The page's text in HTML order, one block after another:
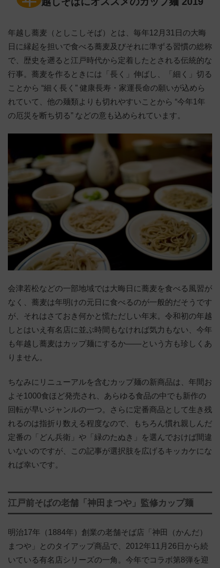
年越し蕎麦（としこしそば）とは、毎年12月31日の大晦
日に縁起を担いで食べる蕎麦及びそれに準ずる習慣の総称
で、歴史を遡ると江戸時代から定着したとされる伝統的な
行事。蕎麦を作るときには「長く」伸ばし、「細く」切る
ことから “細く長く” 健康長寿・家運長命の願いが込めら
れていて、他の麺類よりも切れやすいことから “今年1年
の厄災を断ち切る” などの意も込められています。
会津若松などの一部地域では大晦日に蕎麦を食べる風習が
なく、蕎麦は年明けの元日に食べるのが一般的だそうです
が、それはさておき何かと慌ただしい年末。令和初の年越
しとはいえ有名店に並ぶ時間もなければ気力もない、今年
も年越し蕎麦はカップ麺にするか——という方も珍しくあ
りません。
ちなみにリニューアルを含むカップ麺の新商品は、年間お
よそ1000食ほど発売され、あらゆる食品の中でも新作の
回転が早いジャンルの一つ。さらに定番商品として生き残
れるのは指折り数える程度なので、もちろん慣れ親しんだ
定番の「どん兵衛」や「緑のたぬき」を選んでおけば間違
いないのですが、この記事が選択肢を広げるキッカケにな
れば幸いです。
江戸前そばの老舗「神田まつや」監修カップ麺
明治17年（1884年）創業の老舗そば店「神田（かんだ）
まつや」とのタイアップ商品で、2012年11月26日から続
いている有名店シリーズの一角。今年でコラボ第8弾を迎